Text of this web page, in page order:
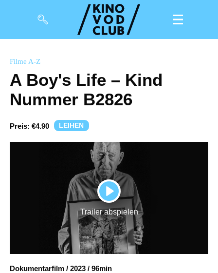
Magazin
Kuratierungen
Events
So geht’s
Filmpakete
Gutscheine
& Filmpässe
Account
Suche
Filme A-Z
A Boy's Life – Kind
Nummer B2826
Preis: €4.90 LEIHEN
PLAY
Trailer abspielen
Dokumentarfilm / 2023 / 96min